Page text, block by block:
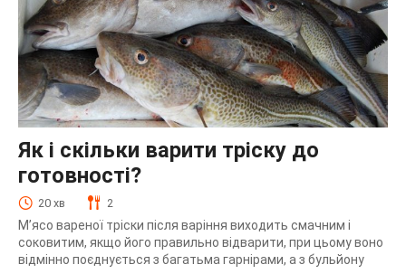
Як і скільки варити тріску до
готовності?
20 хв 2
М’ясо вареної тріски після варіння виходить смачним і
соковитим, якщо його правильно відварити, при цьому воно
відмінно поєднується з багатьма гарнірами, а з бульйону